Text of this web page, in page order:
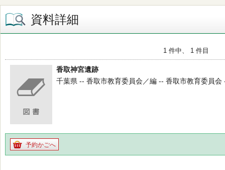
資料詳細
1 件中、 1 件目
香取神宮遺跡
千葉県 -- 香取市教育委員会／編 -- 香取市教育委員
予約かごへ